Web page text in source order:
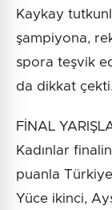
Kaykay
şampiyona,
spora teşvik
da dikkat çekti.
FİNAL
Kadınlar
puanla
Yüce ikinci,